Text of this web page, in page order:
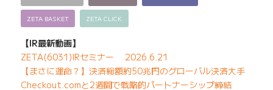
ZETA BASKET ZETA CLICK
【IR最新動画】
ZETA(6031)IRセミナー 2026.6.21
【まさに運命？】決済総額約50兆円のグローバル決済大手
Checkout.comと2週間で戦略的パートナーシップ締結